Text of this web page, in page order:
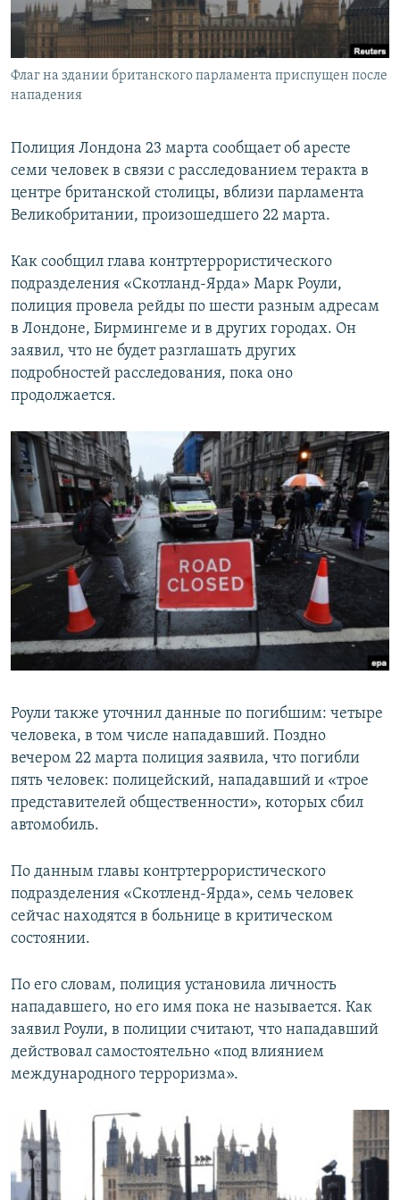
ПОБЕДИТЕЛЕЙ НЕ СУДЯТ?
КРЫМ.НЕПОКОРЕННЫЙ
ELIFBE
ПРИСОЕДИНЯЙТЕСЬ!
Флаг на здании британского парламента приспущен после
нападения
Полиция Лондона 23 марта сообщает об аресте
семи человек в связи с расследованием теракта в
центре британской столицы, вблизи парламента
Великобритании, произошедшего 22 марта.
Как сообщил глава контртеррористического
подразделения «Скотланд-Ярда» Марк Роули,
полиция провела рейды по шести разным адресам
в Лондоне, Бирмингеме и в других городах. Он
заявил, что не будет разглашать других
подробностей расследования, пока оно
продолжается.
Роули также уточнил данные по погибшим: четыре
человека, в том числе нападавший. Поздно
вечером 22 марта полиция заявила, что погибли
пять человек: полицейский, нападавший и «трое
представителей общественности», которых сбил
автомобиль.
По данным главы контртеррористического
подразделения «Скотленд-Ярда», семь человек
сейчас находятся в больнице в критическом
состоянии.
По его словам, полиция установила личность
нападавшего, но его имя пока не называется. Как
заявил Роули, в полиции считают, что нападавший
действовал самостоятельно «под влиянием
международного терроризма».